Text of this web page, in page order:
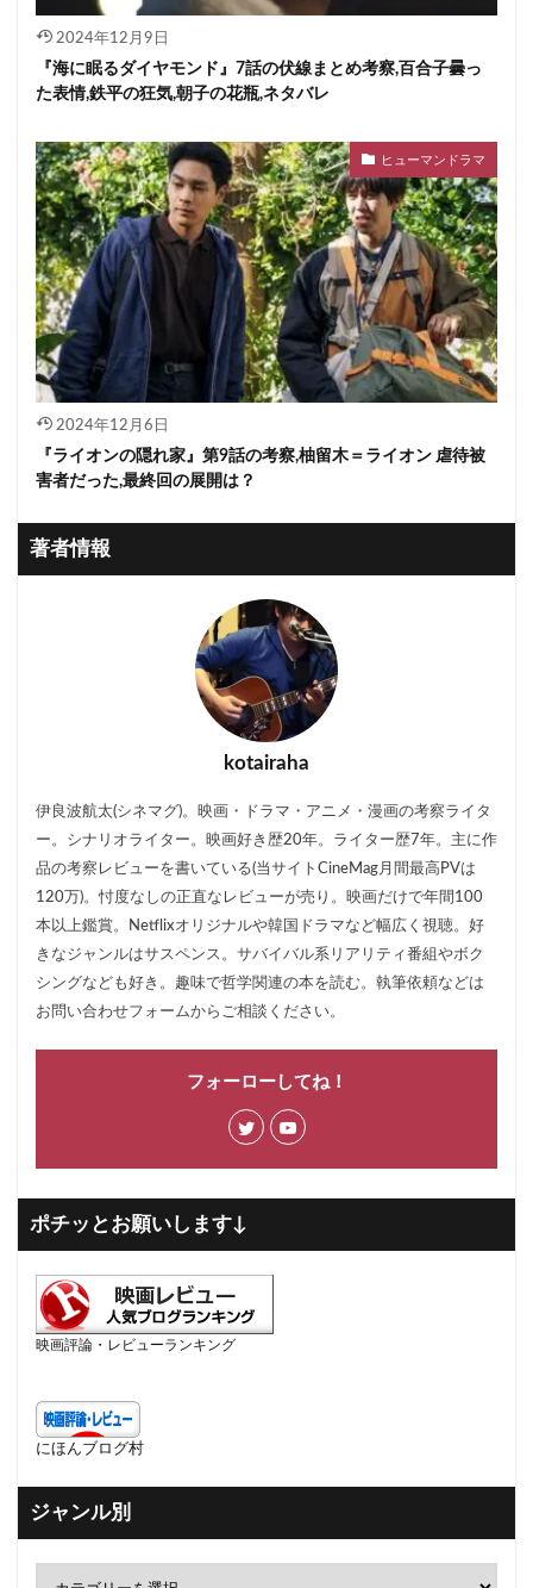
2024年12月9日
『海に眠るダイヤモンド』7話の伏線まとめ考察,百合子曇っ
た表情,鉄平の狂気,朝子の花瓶,ネタバレ
ヒューマンドラマ
2024年12月6日
『ライオンの隠れ家』第9話の考察,柚留木＝ライオン 虐待被
害者だった,最終回の展開は？
著者情報
kotairaha
伊良波航太(シネマグ)。映画・ドラマ・アニメ・漫画の考察ライタ
ー。シナリオライター。映画好き歴20年。ライター歴7年。主に作
品の考察レビューを書いている(当サイトCineMag月間最高PVは
120万)。忖度なしの正直なレビューが売り。映画だけで年間100
本以上鑑賞。Netflixオリジナルや韓国ドラマなど幅広く視聴。好
きなジャンルはサスペンス。サバイバル系リアリティ番組やボク
シングなども好き。趣味で哲学関連の本を読む。執筆依頼などは
お問い合わせフォームからご相談ください。
フォーローしてね！
ポチッとお願いします↓
映画評論・レビューランキング
にほんブログ村
ジャンル別